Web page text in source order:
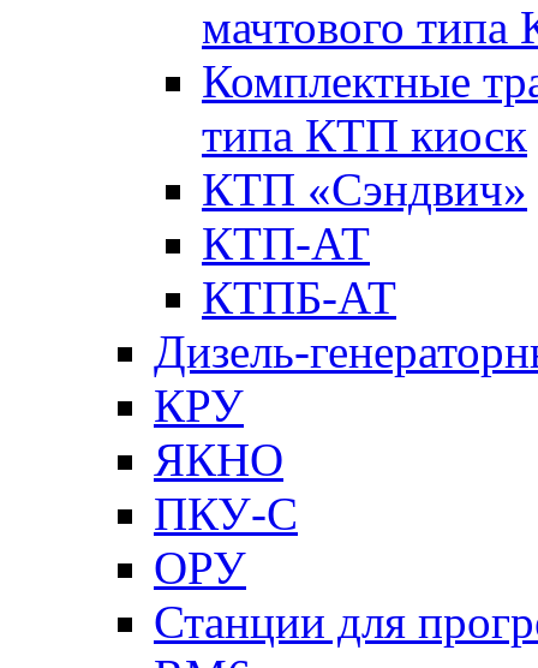
мачтового
Комплектные
типа КТП киоск
КТП «Сэндвич»
КТП-АТ
КТПБ-АТ
Дизель-
КРУ
ЯКНО
ПКУ-С
ОРУ
Станции для